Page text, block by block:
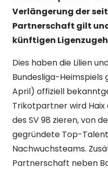
Verlängerung der
Partnerschaft gilt
künftigen
Dies haben die Lilien
Bundesliga-Heimspiels
April) offiziell
Trikotpartner wird Haix
des SV 98 zieren, von
gegründete Top-
Nachwuchsteams.
Partnerschaft neben